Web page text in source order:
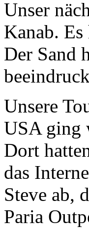
Unser
Kanab.
Der Sand
Unsere
USA ging
Dort
das
Steve ab,
Paria